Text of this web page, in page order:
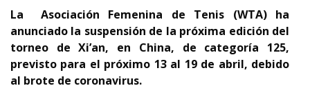
La Asociación Femenina de Tenis (WTA) ha
anunciado la suspensión de la próxima edición del
torneo de Xi’an, en China, de categoría 125,
previsto para el próximo 13 al 19 de abril, debido
al brote de coronavirus.